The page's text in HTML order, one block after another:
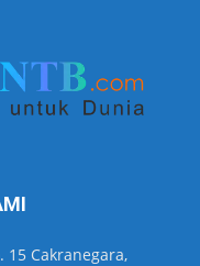
15 Cakranegara,